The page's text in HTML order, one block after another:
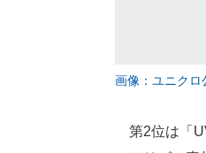
画像：ユニクロ
第2位は「